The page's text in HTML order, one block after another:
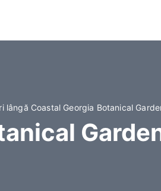
lângă Coastal Georgia Botanical